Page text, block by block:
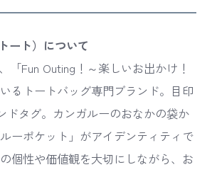
ート）について
「Fun Outing！～楽しいお出かけ！
るトートバッグ専門ブランド。目印
ドタグ。カンガルーのおなかの袋か
ーポケット」がアイデンティティで
個性や価値観を大切にしながら、お